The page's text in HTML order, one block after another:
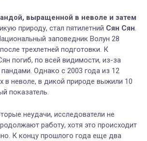
выращенной в неволе и затем
природу, стал пятилетний Сян Сян.
заповедник Волун 28
трехлетней подготовки. К
погиб, по всей видимости, из-за
Однако с 2003 года из 12
в неволе, в дикой природе выжили 10
показатель.
неудачи, исследователи не
работу, хотя это происходит
К концу прошлого года еще два